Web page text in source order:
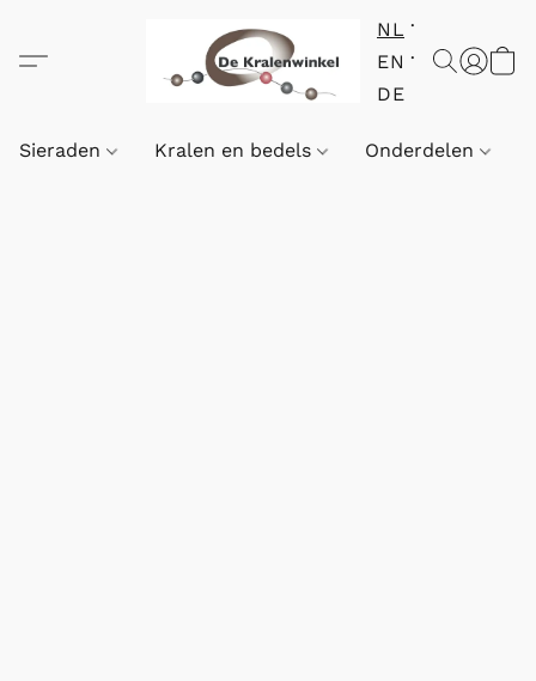
NL
EN
DE
Sieraden Kralen en bedels Onderdelen